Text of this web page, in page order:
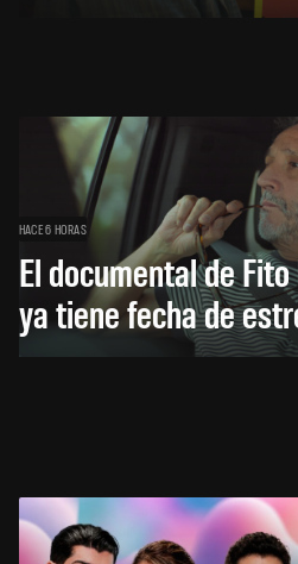
HACE 6 HORAS
El documental de
ya tiene fecha de